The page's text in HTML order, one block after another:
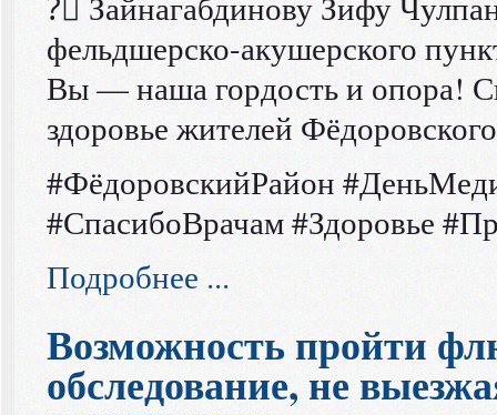
фельдшерско-акушерского
Вы — наша гордость и опора!
здоровье жителей
#ФёдоровскийРайон
#СпасибоВрачам #Здоровье
Подробнее ...
Возможность пройти
обследование, не